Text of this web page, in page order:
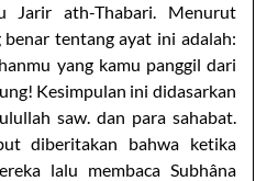
Jarir ath-Thabari. Menurut
tentang ayat ini adalah:
yang kamu panggil dari
Kesimpulan ini didasarkan
saw. dan para sahabat.
diberitakan bahwa ketika
lalu membaca Subhâna